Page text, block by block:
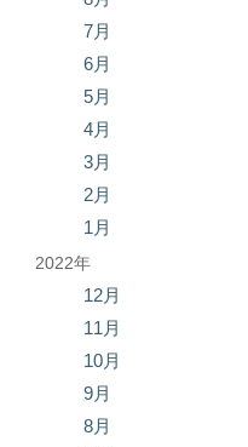
7月
6月
5月
4月
3月
2月
1月
2022年
12月
11月
10月
9月
8月